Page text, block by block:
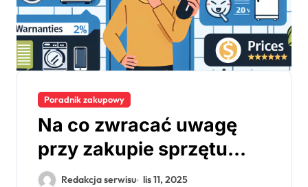
Poradnik zakupowy
Na co zwracać uwagę
przy zakupie sprzętu
AGDRedakcja serwisu lis 11, 2025